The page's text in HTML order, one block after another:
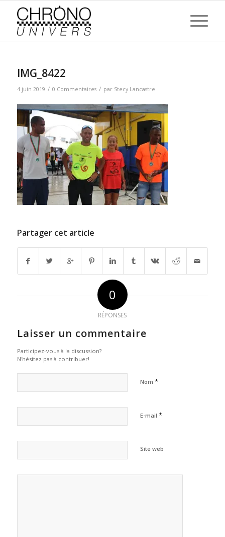
IMG_8422
4 juin 2019 / 0 Commentaires / par Stecy Lancastre
Partager cet article
0
RÉPONSES
Laisser un commentaire
Participez-vous à la discussion?
N'hésitez pas à contribuer!
Nom *
E-mail *
Site web